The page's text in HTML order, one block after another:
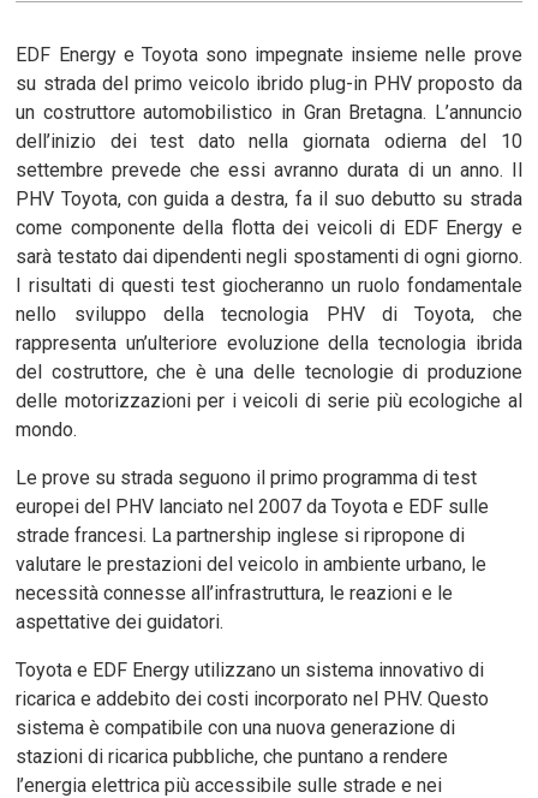
EDF Energy e Toyota sono impegnate insieme nelle prove
su strada del primo veicolo ibrido plug-in PHV proposto da
un costruttore automobilistico in Gran Bretagna. L’annuncio
dell’inizio dei test dato nella giornata odierna del 10
settembre prevede che essi avranno durata di un anno. Il
PHV Toyota, con guida a destra, fa il suo debutto su strada
come componente della flotta dei veicoli di EDF Energy e
sarà testato dai dipendenti negli spostamenti di ogni giorno.
I risultati di questi test giocheranno un ruolo fondamentale
nello sviluppo della tecnologia PHV di Toyota, che
rappresenta un’ulteriore evoluzione della tecnologia ibrida
del costruttore, che è una delle tecnologie di produzione
delle motorizzazioni per i veicoli di serie più ecologiche al
mondo.
Le prove su strada seguono il primo programma di test
europei del PHV lanciato nel 2007 da Toyota e EDF sulle
strade francesi. La partnership inglese si ripropone di
valutare le prestazioni del veicolo in ambiente urbano, le
necessità connesse all’infrastruttura, le reazioni e le
aspettative dei guidatori.
Toyota e EDF Energy utilizzano un sistema innovativo di
ricarica e addebito dei costi incorporato nel PHV. Questo
sistema è compatibile con una nuova generazione di
stazioni di ricarica pubbliche, che puntano a rendere
l’energia elettrica più accessibile sulle strade e nei